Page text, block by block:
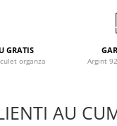
GRATIS
organza Argint
AU